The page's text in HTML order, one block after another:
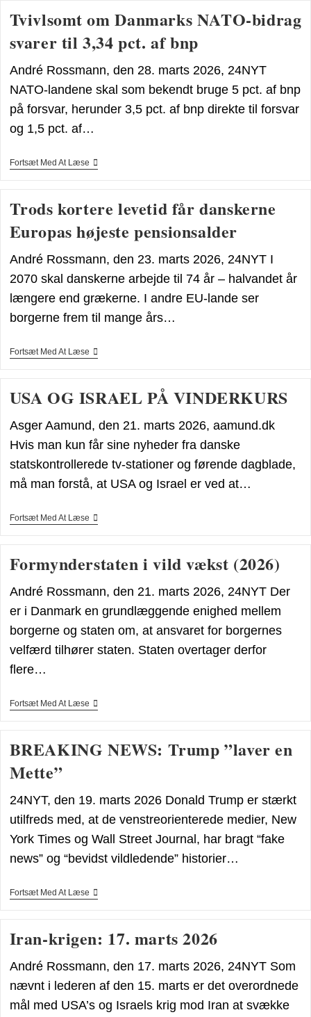
FESTDAG
Tvivlsomt om Danmarks NATO-bidrag
svarer til 3,34 pct. af bnp
André Rossmann, den 28. marts 2026, 24NYT
NATO-landene skal som bekendt bruge 5 pct. af bnp
på forsvar, herunder 3,5 pct. af bnp direkte til forsvar
og 1,5 pct. af…
Fortsæt Med At LæseTvivlsomt
Bidrag
Svarer
Til
3,34
Af
Bnp
Trods kortere levetid får danskerne
Europas højeste pensionsalder
André Rossmann, den 23. marts 2026, 24NYT I
2070 skal danskerne arbejde til 74 år – halvandet år
længere end grækerne. I andre EU-lande ser
borgerne frem til mange års…
Fortsæt Med At LæseTrods
Danskerne
Europas
Højeste
Pensionsalder
USA OG ISRAEL PÅ VINDERKURS
Asger Aamund, den 21. marts 2026, aamund.dk
Hvis man kun får sine nyheder fra danske
statskontrollerede tv-stationer og førende dagblade,
må man forstå, at USA og Israel er ved at…
Fortsæt Med At LæseUSA
VINDERKURS
Formynderstaten i vild vækst (2026)
André Rossmann, den 21. marts 2026, 24NYT Der
er i Danmark en grundlæggende enighed mellem
borgerne og staten om, at ansvaret for borgernes
velfærd tilhører staten. Staten overtager derfor
flere…
Fortsæt Med At LæseFormynderstaten
(2026)
BREAKING NEWS: Trump ”laver en
Mette”
24NYT, den 19. marts 2026 Donald Trump er stærkt
utilfreds med, at de venstreorienterede medier, New
York Times og Wall Street Journal, har bragt “fake
news” og “bevidst vildledende” historier…
Fortsæt Med At LæseBREAKING
En
Mette”
Iran-krigen: 17. marts 2026
André Rossmann, den 17. marts 2026, 24NYT Som
nævnt i lederen af den 15. marts er det overordnede
mål med USA’s og Israels krig mod Iran at svække